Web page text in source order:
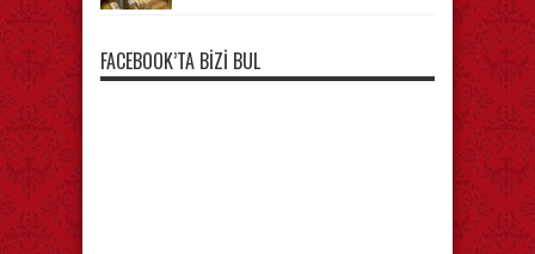
FACEBOOK’TA BIZI BUL